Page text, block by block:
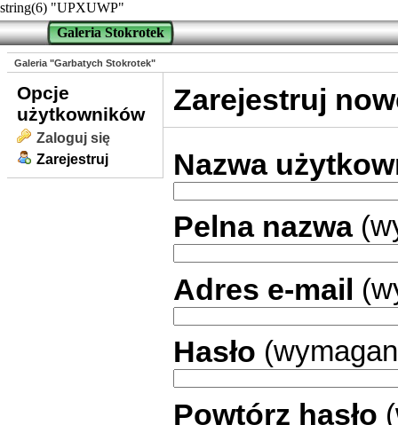
string(6) "UPXUWP"
Galeria Stokrotek
Galeria "Garbatych Stokrotek"
Opcje
użytkowników
Zaloguj się
Zarejestruj
Zarejestruj
Nazwa
Pelna nazwa
Adres e-mail
Hasło
Powtórz hasło